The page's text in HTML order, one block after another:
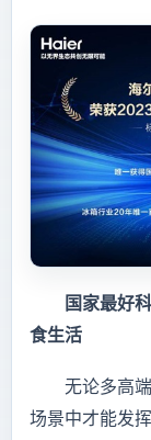
国家最好科
食生活
无论多高端
场景中才能发